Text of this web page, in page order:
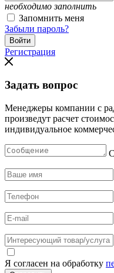
необходимо заполнить
Запомнить меня
Забыли пароль?
Регистрация
Задать вопрос
Менеджеры компании с
произведут расчет
индивидуальное
Я согласен на обработку